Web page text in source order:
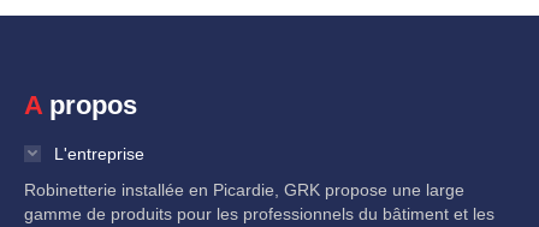
A propos
L'entreprise
Robinetterie installée en Picardie, GRK propose une large
gamme de produits pour les professionnels du bâtiment et les